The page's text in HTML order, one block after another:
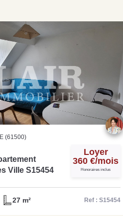
(61500)
Ville S15454
Loyer
360 €/mois
Honoraires inclus
27 m² Ref : S15454